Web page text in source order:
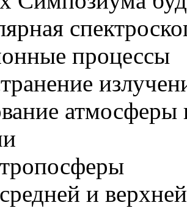
процессы
атмосферы
и